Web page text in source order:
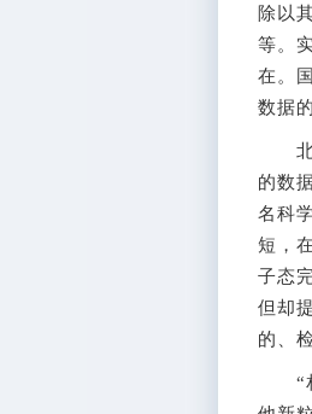
除以
等。
在。
数据
北京
的数
名科
短，
子态
但却
的、
“相